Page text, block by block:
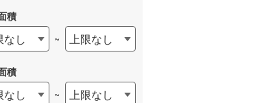
積
なし ~ 上限なし
積
なし ~ 上限なし